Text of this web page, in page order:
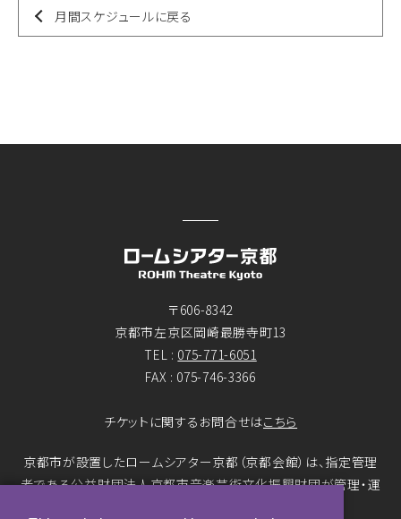
月間スケジュールに戻る
〒606-8342
京都市左京区岡崎最勝寺町13
TEL : 075-771-6051
FAX : 075-746-3366
チケットに関するお問合せはこちら
京都市が設置したロームシアター京都（京都会館）は、指定管理
者である公益財団法人京都市音楽芸術文化振興財団が管理・運